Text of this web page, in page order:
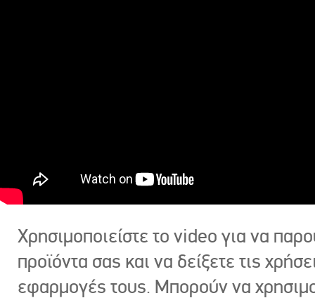
Χρησιμοποιείστε το video για να
προϊόντα σας και να δείξετε τις
εφαρμογές τους. Μπορούν να